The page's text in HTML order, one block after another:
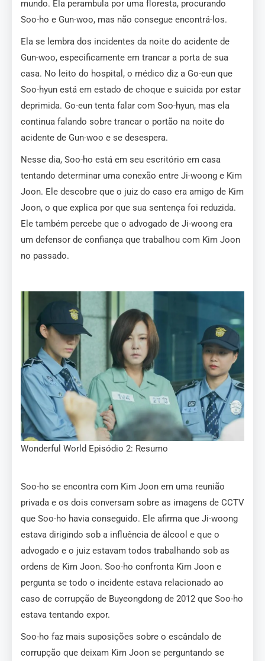
mundo. Ela perambula por uma floresta, procurando
Soo-ho e Gun-woo, mas não consegue encontrá-los.
Ela se lembra dos incidentes da noite do acidente de
Gun-woo, especificamente em trancar a porta de sua
casa. No leito do hospital, o médico diz a Go-eun que
Soo-hyun está em estado de choque e suicida por estar
deprimida. Go-eun tenta falar com Soo-hyun, mas ela
continua falando sobre trancar o portão na noite do
acidente de Gun-woo e se desespera.
Nesse dia, Soo-ho está em seu escritório em casa
tentando determinar uma conexão entre Ji-woong e Kim
Joon. Ele descobre que o juiz do caso era amigo de Kim
Joon, o que explica por que sua sentença foi reduzida.
Ele também percebe que o advogado de Ji-woong era
um defensor de confiança que trabalhou com Kim Joon
no passado.
Wonderful World Episódio 2: Resumo
Soo-ho se encontra com Kim Joon em uma reunião
privada e os dois conversam sobre as imagens de CCTV
que Soo-ho havia conseguido. Ele afirma que Ji-woong
estava dirigindo sob a influência de álcool e que o
advogado e o juiz estavam todos trabalhando sob as
ordens de Kim Joon. Soo-ho confronta Kim Joon e
pergunta se todo o incidente estava relacionado ao
caso de corrupção de Buyeongdong de 2012 que Soo-ho
estava tentando expor.
Soo-ho faz mais suposições sobre o escândalo de
corrupção que deixam Kim Joon se perguntando se